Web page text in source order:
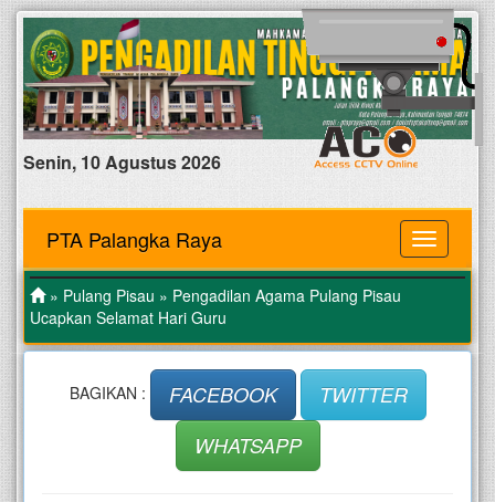
Senin, 10 Agustus 2026
MENU
PTA Palangka Raya
» Pulang Pisau » Pengadilan Agama Pulang Pisau
Ucapkan Selamat Hari Guru
BAGIKAN : FACEBOOK
TWITTER
WHATSAPP